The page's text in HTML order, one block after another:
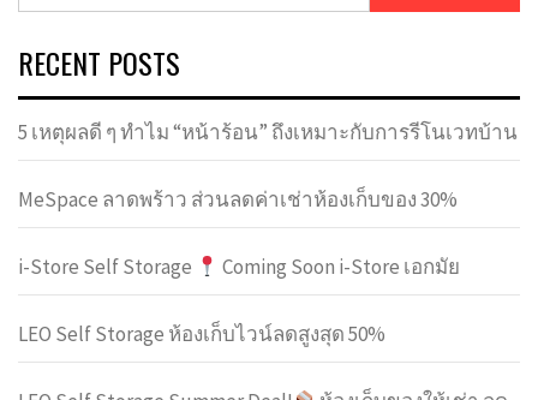
RECENT POSTS
5 เหตุผลดี ๆ ทำไม “หน้าร้อน” ถึงเหมาะกับการรีโนเวทบ้าน
MeSpace ลาดพร้าว ส่วนลดค่าเช่าห้องเก็บของ 30%
i-Store Self Storage Coming Soon i-Store เอกมัย
LEO Self Storage ห้องเก็บไวน์ลดสูงสุด 50%